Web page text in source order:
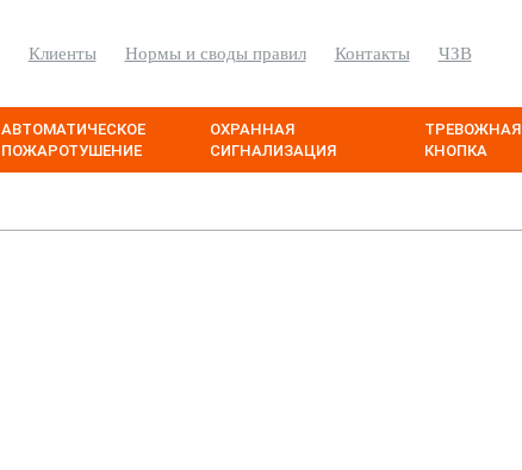
Клиенты Нормы и своды правил Контакты ЧЗВ
АВТОМАТИЧЕСКОЕ
ПОЖАРОТУШЕНИЕ
ОХРАННАЯ
СИГНАЛИЗАЦИЯ
ТРЕВОЖНАЯ
КНОПКА